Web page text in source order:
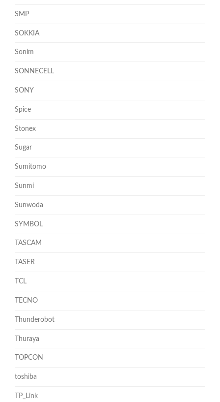
SMP
SOKKIA
Sonim
SONNECELL
SONY
Spice
Stonex
Sugar
Sumitomo
Sunmi
Sunwoda
SYMBOL
TASCAM
TASER
TCL
TECNO
Thunderobot
Thuraya
TOPCON
toshiba
TP_Link